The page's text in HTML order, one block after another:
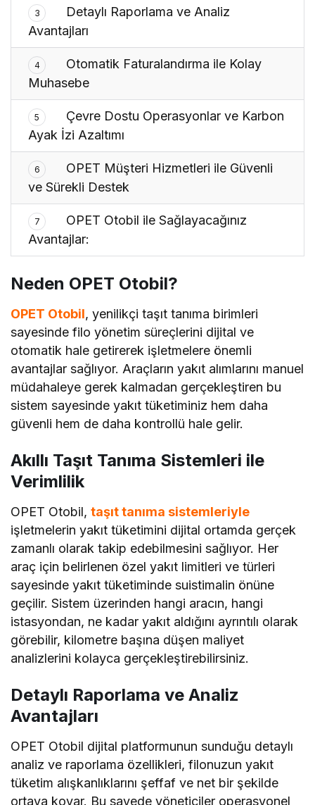
3
Detaylı Raporlama ve Analiz
Avantajları
4
Otomatik Faturalandırma ile Kolay
Muhasebe
5
Çevre Dostu Operasyonlar ve Karbon
Ayak İzi Azaltımı
6
OPET Müşteri Hizmetleri ile Güvenli
ve Sürekli Destek
7
OPET Otobil ile Sağlayacağınız
Avantajlar:
Neden OPET Otobil?
OPET Otobil, yenilikçi taşıt tanıma birimleri
sayesinde filo yönetim süreçlerini dijital ve
otomatik hale getirerek işletmelere önemli
avantajlar sağlıyor. Araçların yakıt alımlarını manuel
müdahaleye gerek kalmadan gerçekleştiren bu
sistem sayesinde yakıt tüketiminiz hem daha
güvenli hem de daha kontrollü hale gelir.
Akıllı Taşıt Tanıma Sistemleri ile
Verimlilik
OPET Otobil,taşıt tanıma sistemleriyle
işletmelerin yakıt tüketimini dijital ortamda gerçek
zamanlı olarak takip edebilmesini sağlıyor. Her
araç için belirlenen özel yakıt limitleri ve türleri
sayesinde yakıt tüketiminde suistimalin önüne
geçilir. Sistem üzerinden hangi aracın, hangi
istasyondan, ne kadar yakıt aldığını ayrıntılı olarak
görebilir, kilometre başına düşen maliyet
analizlerini kolayca gerçekleştirebilirsiniz.
Detaylı Raporlama ve Analiz
Avantajları
OPET Otobil dijital platformunun sunduğu detaylı
analiz ve raporlama özellikleri, filonuzun yakıt
tüketim alışkanlıklarını şeffaf ve net bir şekilde
ortaya koyar. Bu sayede yöneticiler operasyonel